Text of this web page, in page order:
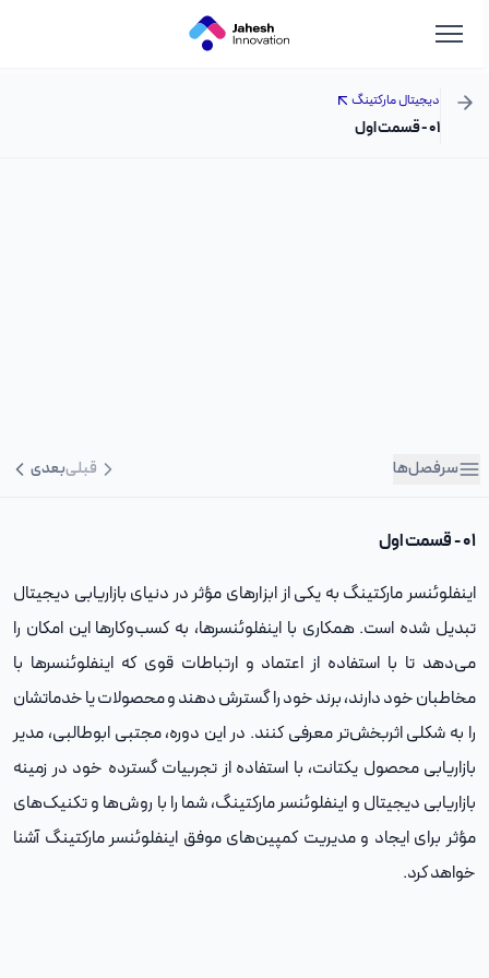
دیجیتال مارکتینگ
۰۱ - قسمت اول
سرفصل‌ها قبلیبعدی
۰۱ - قسمت اول
اینفلوئنسر مارکتینگ به یکی از ابزارهای مؤثر در دنیای بازاریابی دیجیتال
تبدیل شده است. همکاری با اینفلوئنسرها، به کسب‌وکارها این امکان را
می‌دهد تا با استفاده از اعتماد و ارتباطات قوی که اینفلوئنسرها با
مخاطبان خود دارند، برند خود را گسترش دهند و محصولات یا خدماتشان
را به شکلی اثربخش‌تر معرفی کنند. در این دوره، مجتبی ابوطالبی، مدیر
بازاریابی محصول یکتانت، با استفاده از تجربیات گسترده خود در زمینه
بازاریابی دیجیتال و اینفلوئنسر مارکتینگ، شما را با روش‌ها و تکنیک‌های
مؤثر برای ایجاد و مدیریت کمپین‌های موفق اینفلوئنسر مارکتینگ آشنا
خواهد کرد.